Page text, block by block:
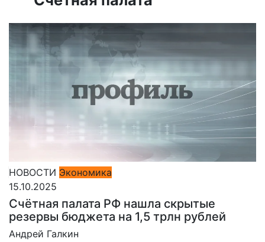
НОВОСТИ Экономика
15.10.2025
Счётная палата РФ нашла скрытые
резервы бюджета на 1,5 трлн рублей
Андрей Галкин